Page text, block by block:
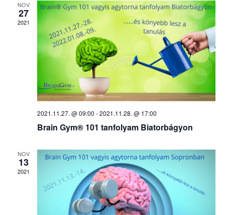
NOV
27
2021
2021.11.27. @ 09:00 -2021.11.28. @ 17:00
Brain Gym® 101 tanfolyam Biatorbágyon
NOV
13
2021